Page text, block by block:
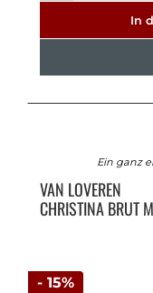
In
- 15%
Ein ganz
VAN LOVEREN
CHRISTINA BRUT